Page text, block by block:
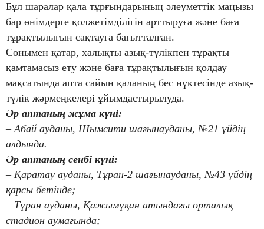
Бұл шаралар қала тұрғындарының әлеуметтік маңызы
бар өнімдерге қолжетімділігін арттыруға және баға
тұрақтылығын сақтауға бағытталған.
Сонымен қатар, халықты азық-түлікпен тұрақты
қамтамасыз ету және баға тұрақтылығын қолдау
мақсатында апта сайын қаланың бес нүктесінде азық-
түлік жәрмеңкелері ұйымдастырылуда.
Әр аптаның жұма күні:
– Абай ауданы, Шымсити шағынауданы, №21 үйдің
алдында.
Әр аптаның сенбі күні:
– Қаратау ауданы, Тұран-2 шағынауданы, №43 үйдің
қарсы бетінде;
– Тұран ауданы, Қажымұқан атындағы орталық
стадион аумағында;